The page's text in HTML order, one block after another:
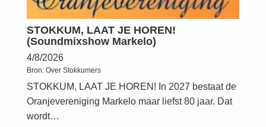
STOKKUM, LAAT JE HOREN!
(Soundmixshow Markelo)
4/8/2026
Bron: Over Stokkumers
STOKKUM, LAAT JE HOREN! In 2027 bestaat de
Oranjevereniging Markelo maar liefst 80 jaar. Dat
wordt…